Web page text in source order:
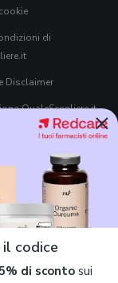
×
codice
di scontosui
di
Disclaimer
QualeScegliere.it
contraddistingue